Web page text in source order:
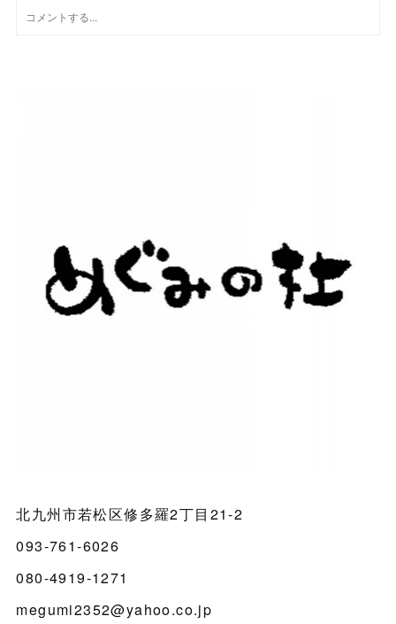
北九州市若松区修多羅2丁目21-2
093-761-6026
080-4919-1271
megumi2352@yahoo.co.jp